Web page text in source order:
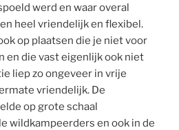
werd en waar overal
heel vriendelijk en flexibel.
op plaatsen die je niet voor
en die vast eigenlijk ook niet
liep zo ongeveer in vrije
vriendelijk. De
op grote schaal
wildkampeerders en ook in de